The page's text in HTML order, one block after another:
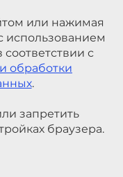
или нажимая
использованием
с
обработки
.
запретить
браузера.